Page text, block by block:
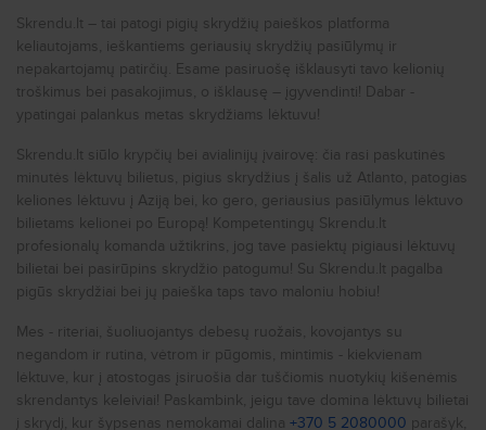
Pigūs skrydžiai į
Pigūs skrydžiai į Niujorką
Pigūs skrydžiai į Romą
Pigūs skrydžiai į
Milaną
Pigūs skrydžiai į Prahą
Pigūs skrydžiai į
Londoną
Liverpulį
Pigūs skrydžiai į Glazgą
Pigūs skrydžiai į
Stambulą
Pigūs skrydžiai į Antaliją
Pigūs skrydžiai į
Kijevą
Skrendu.lt – tai patogi pigių skrydžių paieškos platforma
keliautojams, ieškantiems geriausių skrydžių pasiūlymų ir
nepakartojamų patirčių. Esame pasiruošę išklausyti tavo kelionių
troškimus bei pasakojimus, o išklausę – įgyvendinti! Dabar -
ypatingai palankus metas skrydžiams lėktuvu!
Skrendu.lt siūlo krypčių bei avialinijų įvairovę: čia rasi paskutinės
minutės lėktuvų bilietus, pigius skrydžius į šalis už Atlanto, patogias
keliones lėktuvu į Aziją bei, ko gero, geriausius pasiūlymus lėktuvo
bilietams kelionei po Europą! Kompetentingų Skrendu.lt
profesionalų komanda užtikrins, jog tave pasiektų pigiausi lėktuvų
bilietai bei pasirūpins skrydžio patogumu! Su Skrendu.lt pagalba
pigūs skrydžiai bei jų paieška taps tavo maloniu hobiu!
Mes - riteriai, šuoliuojantys debesų ruožais, kovojantys su
negandom ir rutina, vėtrom ir pūgomis, mintimis - kiekvienam
lėktuve, kur į atostogas įsiruošia dar tuščiomis nuotykių kišenėmis
skrendantys keleiviai! Paskambink, jeigu tave domina lėktuvų bilietai
į skrydį, kur šypsenas nemokamai dalina +370 5 2080000 parašyk,